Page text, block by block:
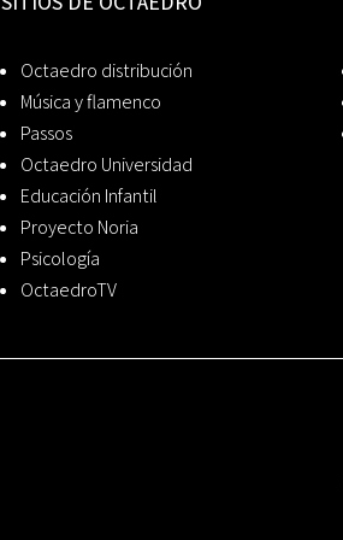
Octaedro distribución
Música y flamenco
Passos
Octaedro Universidad
Educación Infantil
Proyecto Noria
Psicología
OctaedroTV